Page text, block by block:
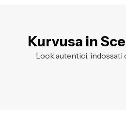
Kurvusa in
Look autentici, indossati